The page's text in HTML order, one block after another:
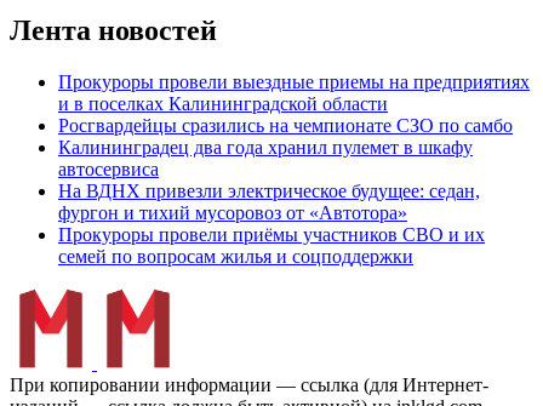
Лента новостей
Прокуроры провели выездные приемы на предприятиях
и в поселках Калининградской области
Росгвардейцы сразились на чемпионате СЗО по самбо
Калининградец два года хранил пулемет в шкафу
автосервиса
На ВДНХ привезли электрическое будущее: седан,
фургон и тихий мусоровоз от «Автотора»
Прокуроры провели приёмы участников СВО и их
семей по вопросам жилья и соцподдержки
При копировании информации — ссылка (для Интернет-